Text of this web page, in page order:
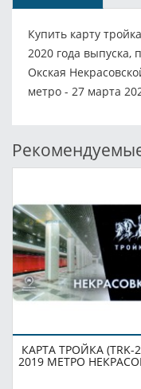
Купить карту
2020 года
Окская
метро - 27 марта
КАРТА ТРОЙКА (TRK-
2019 МЕТРО